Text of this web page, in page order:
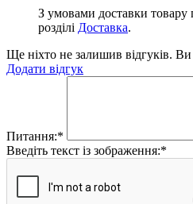
З умовами доставки
розділі Доставка.
Ще ніхто не залишив відгуків.
Додати відгук
Питання:*
Введіть текст із зображення:*